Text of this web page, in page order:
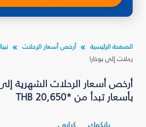
الصفحة الرئيسية أرخص أسعار الرحلات
رحلات إلى بوخارا
أرخص أسعار الرحلات الشهرية إلى
بأسعار تبدأ من *THB 20,650
بانكوك كرابي